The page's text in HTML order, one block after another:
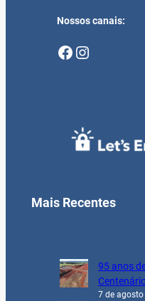
Nossos canais:
Facebook Instagram
Mais Recentes
95 anos
7 de